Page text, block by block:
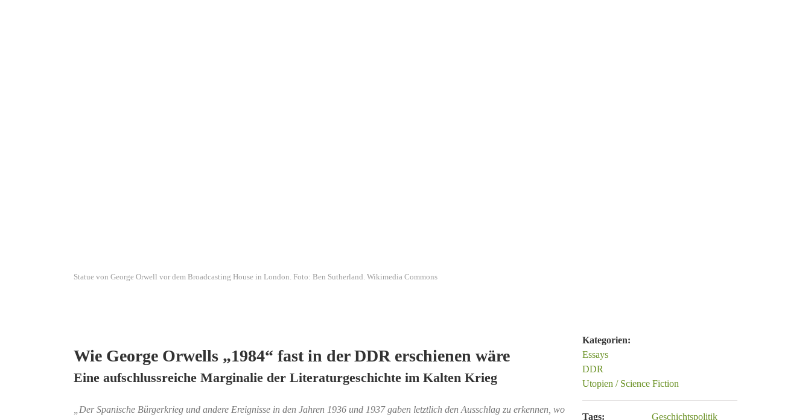
Statue von George Orwell vor dem Broadcasting House in London. Foto: Ben Sutherland. Wikimedia Commons
Wie George Orwells „1984“ fast in der DDR erschienen wäre
Eine aufschlussreiche Marginalie der Literaturgeschichte im Kalten Krieg
„Der Spanische Bürgerkrieg und andere Ereignisse in den Jahren 1936 und 1937 gaben letztlich den Ausschlag zu erkennen, wo
Kategorien:
Essays
DDR
Utopien / Science Fiction
Tags:
Geschichtspolitik